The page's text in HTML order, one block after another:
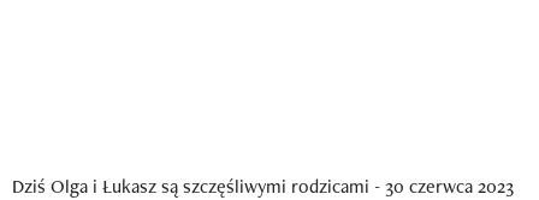
Dziś Olga i Łukasz są szczęśliwymi rodzicami - 30 czerwca 2023